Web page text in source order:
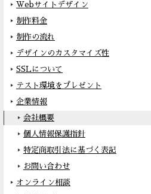
Webサイトデザイン
制作料金
制作の流れ
デザインのカスタマイズ性
SSLについて
テスト環境をプレゼント
企業情報
会社概要
個人情報保護指針
特定商取引法に基づく表記
お問い合わせ
オンライン相談